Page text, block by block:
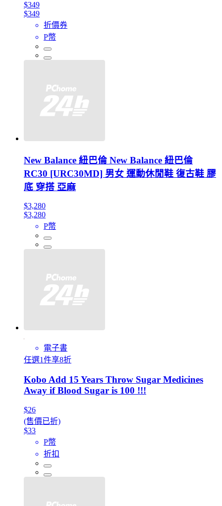
$349
$349
折價券
P幣
New Balance 紐巴倫 New Balance 紐巴倫
RC30 [URC30MD] 男女 運動休閒鞋 復古鞋 膠
底 穿搭 亞麻
$3,280
$3,280
P幣
電子書
任選1件享8折
Kobo Add 15 Years Throw Sugar Medicines
Away if Blood Sugar is 100 !!!
$26
(售價已折)
$33
P幣
折扣